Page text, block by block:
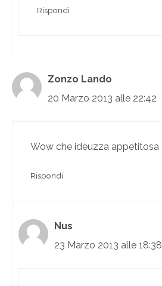
Rispondi
Zonzo Lando
20 Marzo 2013 alle 22:42
Wow che ideuzza appetitosa
Rispondi
Nus
23 Marzo 2013 alle 18:38